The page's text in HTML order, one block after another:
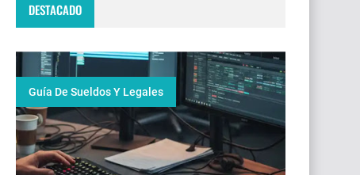
DESTACADO
Guía De Sueldos Y Legales